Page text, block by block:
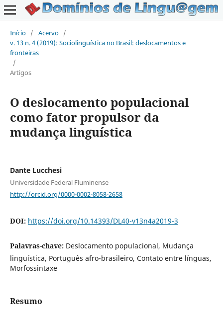
Início / Acervo /
v. 13 n. 4 (2019): Sociolinguística no Brasil: deslocamentos e
fronteiras
/
Artigos
O deslocamento populacional
como fator propulsor da
mudança linguística
Dante Lucchesi
Universidade Federal Fluminense
http://orcid.org/0000-0002-8058-2658
DOI: https://doi.org/10.14393/DL40-v13n4a2019-3
Palavras-chave: Deslocamento populacional, Mudança
linguística, Português afro-brasileiro, Contato entre línguas,
Morfossintaxe
Resumo